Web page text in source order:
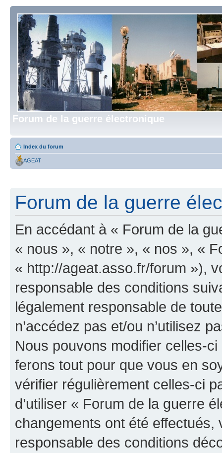
Forum de la guerre électronique
Index du forum
AGEAT
Forum de la guerre
En accédant à « Forum de la
« nous », « notre », « nos », «
« http://ageat.asso.fr/forum »),
responsable des conditions
légalement responsable de
n’accédez pas et/ou n’utilisez
Nous pouvons modifier celles-
ferons tout pour que vous en
vérifier régulièrement celles-ci
d’utiliser « Forum de la guerre
changements ont été effectués,
responsable des conditions